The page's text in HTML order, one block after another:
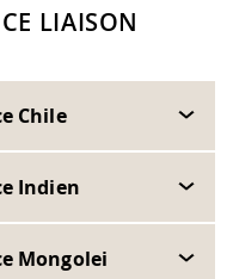
LIAISON
Chile
Indien
Mongolei